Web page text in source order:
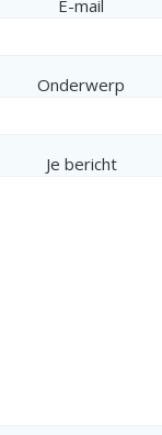
E-mail
Onderwerp
Je bericht